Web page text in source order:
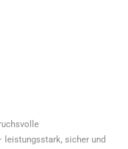
leistungsstark, sicher und